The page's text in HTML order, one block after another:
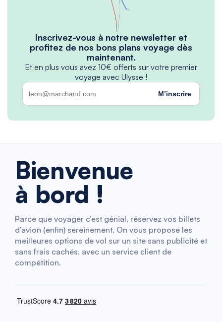
Inscrivez-vous à notre newsletter et
profitez de nos bons plans voyage dès
maintenant.
Et en plus vous avez 10€ offerts sur votre premier
voyage avec Ulysse !
M’inscrire
Bienvenue
à bord !
Parce que voyager c’est génial, réservez vos billets
d’avion (enfin) sereinement. On vous propose les
meilleures options de vol sur un site sans publicité et
sans frais cachés, avec un service client de
compétition.